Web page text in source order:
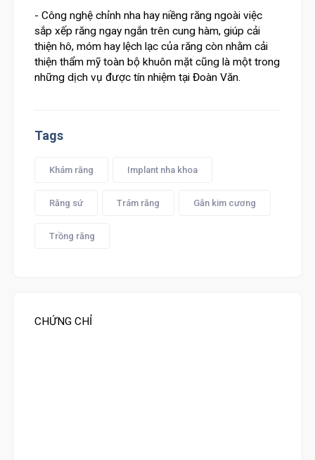
- Công nghệ chỉnh nha hay niềng răng ngoài việc
sắp xếp răng ngay ngắn trên cung hàm, giúp cải
thiện hô, móm hay lệch lạc của răng còn nhằm cải
thiện thẩm mỹ toàn bộ khuôn mặt cũng là một trong
những dịch vụ được tín nhiệm tại Đoàn Văn.
Tags
Khám răng Implant nha khoa
Răng sứ Trám răng Gắn kim cương
Trồng răng
CHỨNG CHỈ